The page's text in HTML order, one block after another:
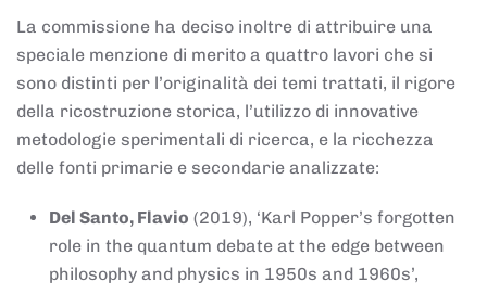
La commissione ha deciso inoltre di attribuire una
speciale menzione di merito a quattro lavori che si
sono distinti per l’originalità dei temi trattati, il rigore
della ricostruzione storica, l’utilizzo di innovative
metodologie sperimentali di ricerca, e la ricchezza
delle fonti primarie e secondarie analizzate:
Del Santo, Flavio (2019), ‘Karl Popper’s forgotten
role in the quantum debate at the edge between
philosophy and physics in 1950s and 1960s’,